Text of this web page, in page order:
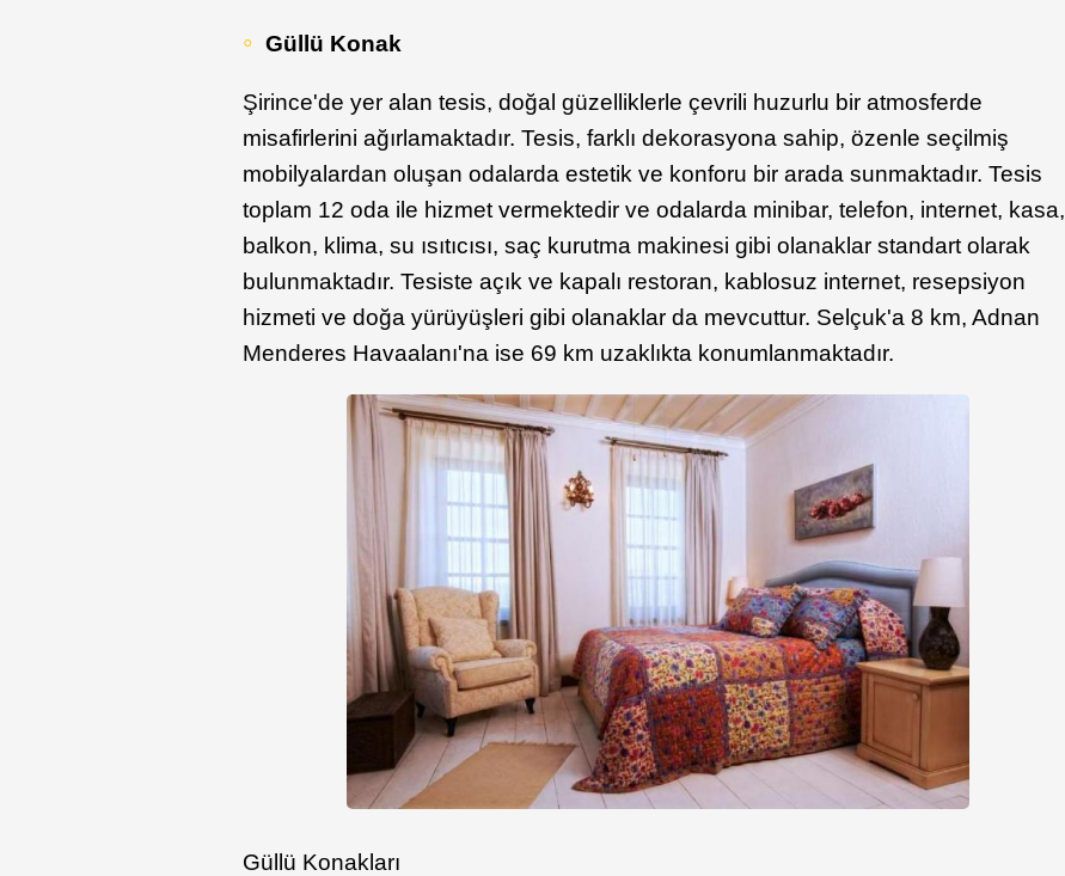
Güllü Konak
Şirince'de yer alan tesis, doğal güzelliklerle çevrili huzurlu bir atmosferde
misafirlerini ağırlamaktadır. Tesis, farklı dekorasyona sahip, özenle seçilmiş
mobilyalardan oluşan odalarda estetik ve konforu bir arada sunmaktadır. Tesis
toplam 12 oda ile hizmet vermektedir ve odalarda minibar, telefon, internet, kasa,
balkon, klima, su ısıtıcısı, saç kurutma makinesi gibi olanaklar standart olarak
bulunmaktadır. Tesiste açık ve kapalı restoran, kablosuz internet, resepsiyon
hizmeti ve doğa yürüyüşleri gibi olanaklar da mevcuttur. Selçuk'a 8 km, Adnan
Menderes Havaalanı'na ise 69 km uzaklıkta konumlanmaktadır.
Güllü Konakları